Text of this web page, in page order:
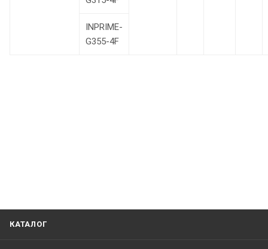
INPRIME-
G355-4F
КАТАЛОГ